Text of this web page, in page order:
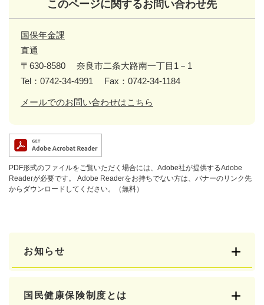
このページに関するお問い合わせ先
国保年金課
直通
〒630-8580
奈良市二条大路南一丁目1－1
Tel：0742-34-4991
Fax：0742-34-1184
メールでのお問い合わせはこちら
PDF形式のファイルをご覧いただく場合には、Adobe社が提供するAdobe
Readerが必要です。
Adobe Readerをお持ちでない方は、バナーのリンク先
からダウンロードしてください。（無料）
お知らせ
国民健康保険制度とは